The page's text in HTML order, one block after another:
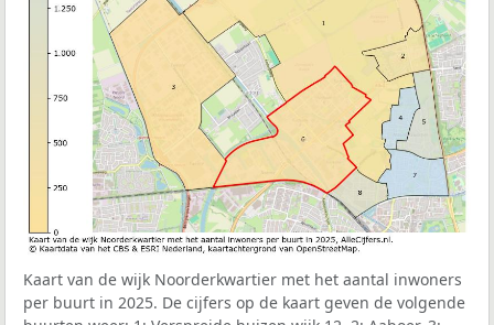
Kaart van de wijk Noorderkwartier met het aantal inwoners
per buurt in 2025. De cijfers op de kaart geven de volgende